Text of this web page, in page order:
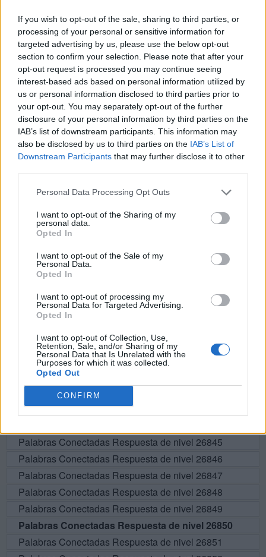
If you wish to opt-out of the sale, sharing to third parties, or
processing of your personal or sensitive information for
targeted advertising by us, please use the below opt-out
section to confirm your selection. Please note that after your
opt-out request is processed you may continue seeing
interest-based ads based on personal information utilized by
us or personal information disclosed to third parties prior to
your opt-out. You may separately opt-out of the further
disclosure of your personal information by third parties on the
IAB’s list of downstream participants. This information may
also be disclosed by us to third parties on the IAB’s List of
Downstream Participants that may further disclose it to other
Personal Data Processing Opt Outs
I want to opt-out of the Sharing of my
personal data.
Opted In
I want to opt-out of the Sale of my
Personal Data.
Opted In
I want to opt-out of processing my
Personal Data for Targeted Advertising.
Opted In
I want to opt-out of Collection, Use,
Retention, Sale, and/or Sharing of my
Personal Data that Is Unrelated with the
Purposes for which it was collected.
Opted Out
CONFIRM
H
A
N
N
E
O
E
C
O
O
C
A
C
A E
N
N
A C
E
H
E N
O
C
E N
A
E
C H A
N
N C
E
H
A C
H A
A
O
BUSCAR MÁS
RESPUESTAS
Por favor seleccione los niveles:
Palabras Conectadas Respuesta de nivel 26845
Palabras Conectadas Respuesta de nivel 26846
Palabras Conectadas Respuesta de nivel 26847
Palabras Conectadas Respuesta de nivel 26848
Palabras Conectadas Respuesta de nivel 26849
Palabras Conectadas Respuesta de nivel 26850
Palabras Conectadas Respuesta de nivel 26851